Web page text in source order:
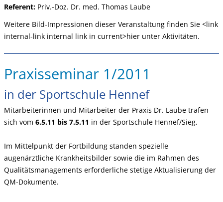
Referent: Priv.-Doz. Dr. med. Thomas Laube
Weitere Bild-Impressionen dieser Veranstaltung finden Sie <link
internal-link internal link in current>hier unter Aktivitäten.
Praxisseminar 1/2011
in der Sportschule Hennef
Mitarbeiterinnen und Mitarbeiter der Praxis Dr. Laube trafen
sich vom 6.5.11 bis 7.5.11 in der Sportschule Hennef/Sieg.
Im Mittelpunkt der Fortbildung standen spezielle
augenärztliche Krankheitsbilder sowie die im Rahmen des
Qualitätsmanagements erforderliche stetige Aktualisierung der
QM-Dokumente.